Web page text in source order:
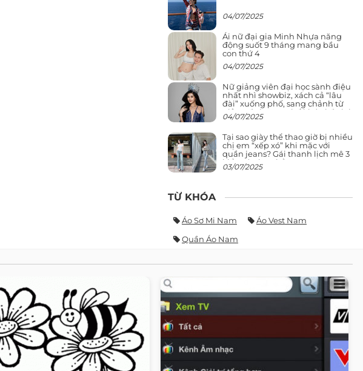
04/07/2025
Ái nữ đại gia Minh Nhựa năng
động suốt 9 tháng mang bầu
con thứ 4
04/07/2025
Nữ giảng viên đại học sành điệu
nhất nhì showbiz, xách cả “lâu
đài” xuống phố, sang chảnh từ
giảng đường ra phố khó ai đọ lại
04/07/2025
Tại sao giày thể thao giờ bị nhiều
chị em “xếp xó” khi mặc với
quần jeans? Gái thanh lịch mê 3
kiểu này hơn hẳn
03/07/2025
TỪ KHÓA
Áo Sơ Mi Nam
Áo Vest Nam
Quần Áo Nam